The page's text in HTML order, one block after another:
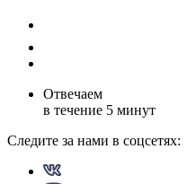
Отвечаем
в течение 5 минут
Следите за нами в соцсетях: